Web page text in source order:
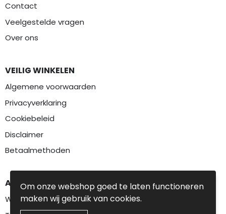
Contact
Veelgestelde vragen
Over ons
VEILIG WINKELEN
Algemene voorwaarden
Privacyverklaring
Cookiebeleid
Disclaimer
Betaalmethoden
AANBEVOLEN CATEGORIEËN
Werkkleding
Om onze webshop goed te laten functioneren
maken wij gebruik van cookies.